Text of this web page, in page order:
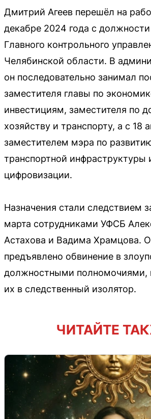
Дмитрий Агеев перешёл на
декабре 2024 года с должности
Главного контрольного
Челябинской области. В
он последовательно занимал
заместителя главы по
инвестициям, заместителя по
хозяйству и транспорту, а с 18
заместителем мэра по
транспортной инфраструктуры
цифровизации.
Назначения стали следствием
марта сотрудниками УФСБ
Астахова и Вадима Храмцова.
предъявлено обвинение в
должностными полномочиями,
их в следственный изолятор.
ЧИТАЙТЕ